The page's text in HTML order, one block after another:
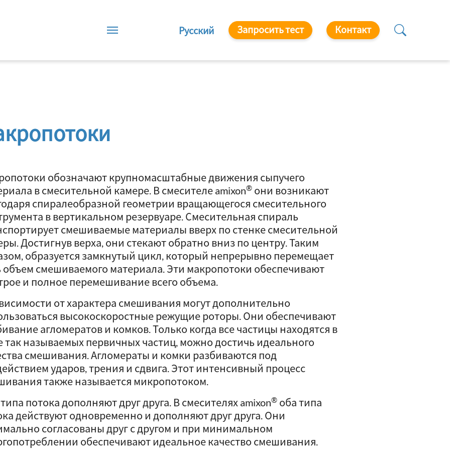
Русский Запросить тест Контакт
обозначают крупномасштабные движения сыпучего
в смесительной камере. В смесителе amixon® они возникают
спиралеобразной геометрии вращающегося смесительного
в вертикальном резервуаре. Смесительная спираль
смешиваемые материалы вверх по стенке смесительной
Достигнув верха, они стекают обратно вниз по центру. Таким
образуется замкнутый цикл, который непрерывно перемещает
объем смешиваемого материала. Эти макропотоки обеспечивают
и полное перемешивание всего объема.
от характера смешивания могут дополнительно
высокоскоростные режущие роторы. Они обеспечивают
агломератов и комков. Только когда все частицы находятся в
так называемых первичных частиц, можно достичь идеального
смешивания. Агломераты и комки разбиваются под
ударов, трения и сдвига. Этот интенсивный процесс
также называется микропотоком.
потока дополняют друг друга. В смесителях amixon® оба типа
действуют одновременно и дополняют друг друга. Они
согласованы друг с другом и при минимальном
обеспечивают идеальное качество смешивания.